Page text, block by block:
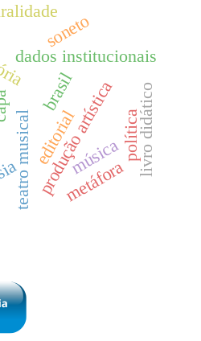
teatro musical
brasil
editorial
dados institucionais
produção artística
música
soneto
metáfora
políticalivro didático